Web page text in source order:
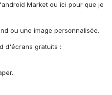
Market ou ici pour que je
ou une image personnalisée.
d'écrans gratuits :